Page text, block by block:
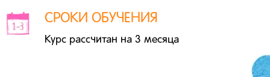
СРОКИ ОБУЧЕНИЯ
Курс рассчитан на 3 месяца